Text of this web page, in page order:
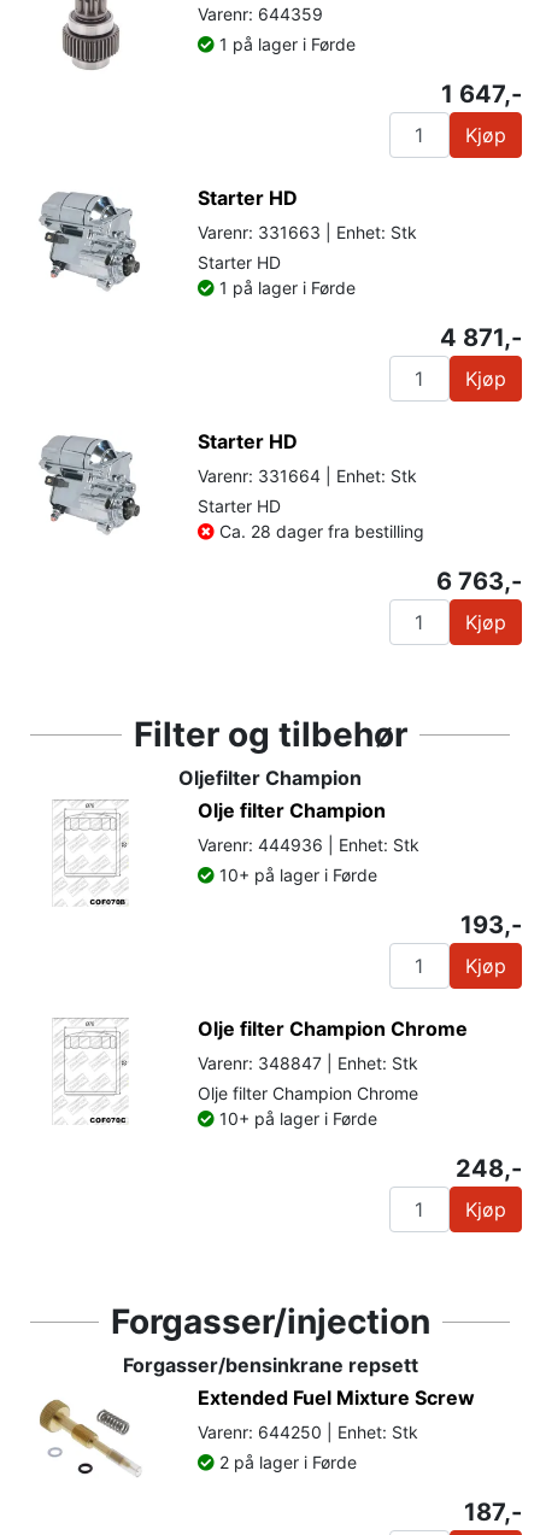
Varenr: 644359
1 på lager i Førde
1 647,-
Kjøp
Starter HD
Varenr: 331663 | Enhet: Stk
Starter HD
1 på lager i Førde
4 871,-
Kjøp
Starter HD
Varenr: 331664 | Enhet: Stk
Starter HD
Ca. 28 dager fra bestilling
6 763,-
Kjøp
Filter og tilbehør
Oljefilter Champion
Olje filter Champion
Varenr: 444936 | Enhet: Stk
10+ på lager i Førde
193,-
Kjøp
Olje filter Champion Chrome
Varenr: 348847 | Enhet: Stk
Olje filter Champion Chrome
10+ på lager i Førde
248,-
Kjøp
Forgasser/injection
Forgasser/bensinkrane repsett
Extended Fuel Mixture Screw
Varenr: 644250 | Enhet: Stk
2 på lager i Førde
187,-